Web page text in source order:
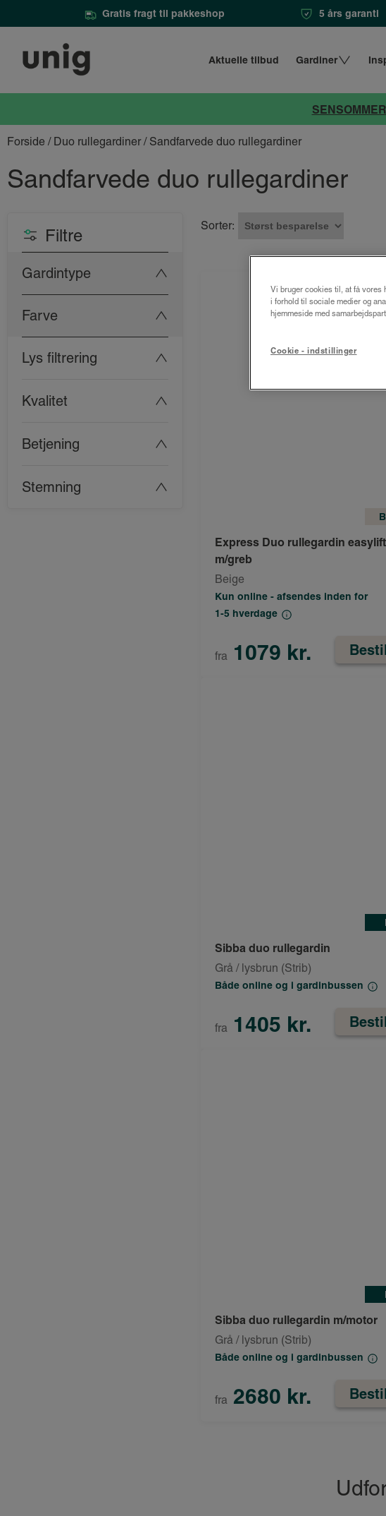
Gratis fragt til pakkeshop 5 års garanti
Aktuelle tilbud Gardiner
Forside / Duo rullegardiner/ Sandfarvede duo rullegardiner
Sandfarvede duo rullegardiner
Filtre
Gardintype
Farve
Lys filtrering
Kvalitet
Betjening
Stemning
Sorter:
Express Duo rullegardin easylift
m/greb
Beige
Kun online - afsendes inden for
1-5 hverdage
fra 1079 kr.
Sibba duo rullegardin
Grå / lysbrun (Strib)
Både online og i gardinbussen
fra 1405 kr.
Sibba duo rullegardin m/motor
Grå / lysbrun (Strib)
Både online og i gardinbussen
fra 2680 kr.
Vi bruger cookies til, at få vores
i forhold til sociale medier og
hjemmeside med
Cookie - indstillinger